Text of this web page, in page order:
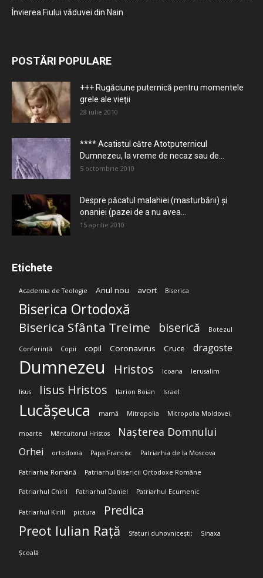
Învierea Fiului văduvei din Nain
POSTĂRI POPULARE
+++ Rugăciune puternică pentru momentele
grele ale vieţii
28 iulie 2010
**** Acatistul către Atotputernicul
Dumnezeu, la vreme de necaz sau de...
5 octombrie 2010
Despre păcatul malahiei (masturbării) şi
onaniei (pazei de a nu avea...
15 aprilie 2010
Etichete
Academia de Teologie Anul nou avort Biserica
Biserica Ortodoxă
Biserica Sfânta Treime biserică Botezul
Conferință Copii copil Coronavirus Cruce dragoste
Dumnezeu Hristos Icoana Ierusalim
Iisus Iisus Hristos Ilarion Boian Israel
Lucășeuca mamă Mitropolia Mitropolia Moldovei;
moarte Mântuitorul Hristos Nașterea Domnului
Orhei ortodoxia Papa Francisc Patriarhia de la Moscova
Patriarhia Română Patriarhul Bisericii Ortodoxe Române
Patriarhul Chiril Patriarhul Daniel Patriarhul Ecumenic
Patriarhul Kirill pictura Predica
Preot Iulian Rață Sfaturi duhovnicești; Sinaxa
Școală